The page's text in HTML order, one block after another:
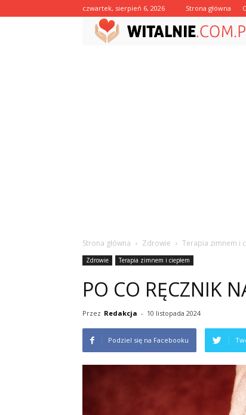
czwartek, sierpień 6, 2026 Strona główna
Strona główna Zdrowie Terapia zimnem i
Zdrowie Terapia zimnem i ciepłem
PO CO RĘCZNIK
Przez Redakcja - 10 listopada 2024
Podziel się na Facebooku